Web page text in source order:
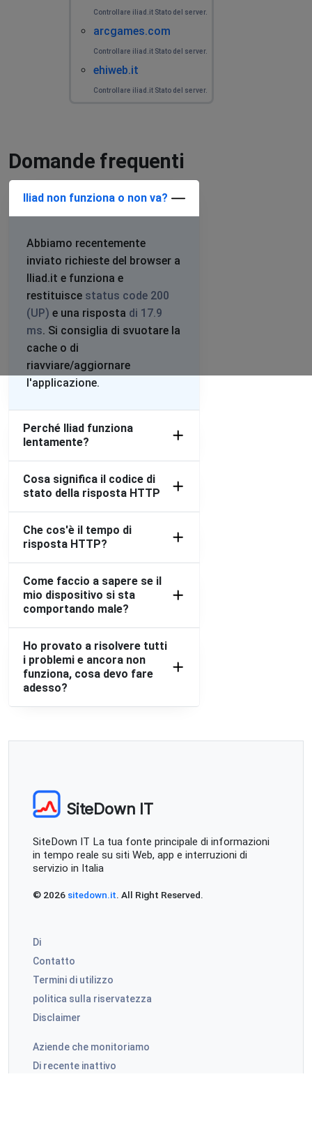
Controllare iliad.it Stato del server.
arcgames.com
Controllare iliad.it Stato del server.
ehiweb.it
Controllare iliad.it Stato del server.
Domande frequenti
Iliad non funziona o non va?
Abbiamo recentemente
inviato richieste del browser a
Iliad.it e funziona e
restituisce status code 200
(UP) e una risposta di 17.9
ms. Si consiglia di svuotare la
cache o di
riavviare/aggiornare
l'applicazione.
Perché Iliad funziona
lentamente?
Cosa significa il codice di
stato della risposta HTTP
Che cos'è il tempo di
risposta HTTP?
Come faccio a sapere se il
mio dispositivo si sta
comportando male?
Ho provato a risolvere tutti
i problemi e ancora non
funziona, cosa devo fare
adesso?
SiteDown IT
SiteDown IT La tua fonte principale di informazioni
in tempo reale su siti Web, app e interruzioni di
servizio in Italia
© 2026 sitedown.it. All Right Reserved.
Di
Contatto
Termini di utilizzo
politica sulla riservatezza
Disclaimer
Aziende che monitoriamo
Di recente inattivo